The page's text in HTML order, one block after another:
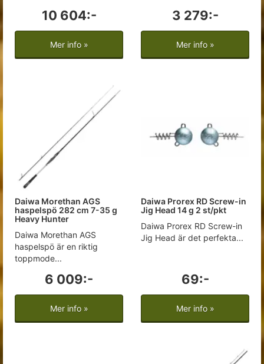
10 604:-
Mer info »
3 279:-
Mer info »
Daiwa Morethan AGS
haspelspö 282 cm 7-35 g
Heavy Hunter
Daiwa Morethan AGS
haspelspö är en riktig
toppmode...
6 009:-
Mer info »
Daiwa Prorex RD Screw-in
Jig Head 14 g 2 st/pkt
Daiwa Prorex RD Screw-in
Jig Head är det perfekta...
69:-
Mer info »